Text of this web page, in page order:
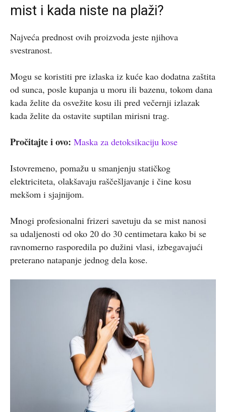
mist i kada niste na plaži?
Najveća prednost ovih proizvoda jeste njihova
svestranost.
Mogu se koristiti pre izlaska iz kuće kao dodatna zaštita
od sunca, posle kupanja u moru ili bazenu, tokom dana
kada želite da osvežite kosu ili pred večernji izlazak
kada želite da ostavite suptilan mirisni trag.
Pročitajte i ovo: Maska za detoksikaciju kose
Istovremeno, pomažu u smanjenju statičkog
elektriciteta, olakšavaju raščešljavanje i čine kosu
mekšom i sjajnijom.
Mnogi profesionalni frizeri savetuju da se mist nanosi
sa udaljenosti od oko 20 do 30 centimetara kako bi se
ravnomerno rasporedila po dužini vlasi, izbegavajući
preterano natapanje jednog dela kose.